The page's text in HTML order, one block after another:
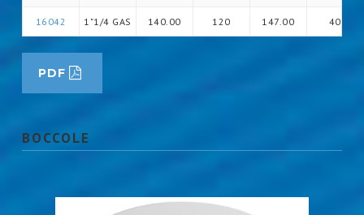
16042 1"1/4 GAS 140.00 120 147.00 40
PDF
BOCCOLE